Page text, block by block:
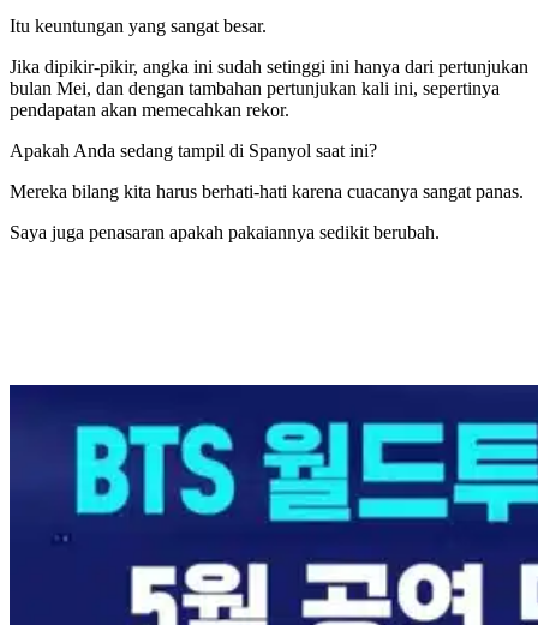
Itu keuntungan yang sangat besar.
Jika dipikir-pikir, angka ini sudah setinggi ini hanya dari pertunjukan
bulan Mei, dan dengan tambahan pertunjukan kali ini, sepertinya
pendapatan akan memecahkan rekor.
Apakah Anda sedang tampil di Spanyol saat ini?
Mereka bilang kita harus berhati-hati karena cuacanya sangat panas.
Saya juga penasaran apakah pakaiannya sedikit berubah.